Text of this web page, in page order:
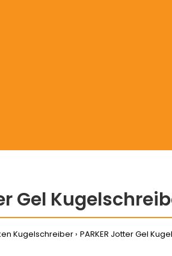
Gel
Kugelschreiber PARKER Jotter Gel